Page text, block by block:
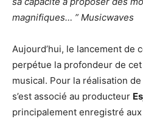
magnifiques… ” Musicwaves
Aujourd’hui, le lancement de
perpétue la profondeur de
musical. Pour la réalisation de
s’est associé au producteur
principalement enregistré